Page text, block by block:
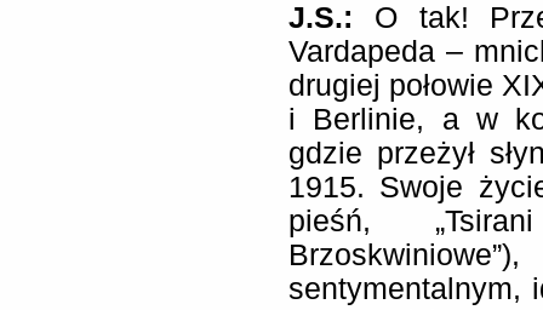
J.S.: O tak!
Vardapeda –
drugiej połowie
i Berlinie, a w
gdzie przeżył
1915. Swoje
pieśń,
sentymentalnym,